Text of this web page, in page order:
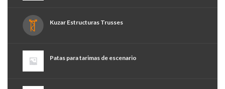
Kuzar Estructuras Trusses
Patas para tarimas de escenario